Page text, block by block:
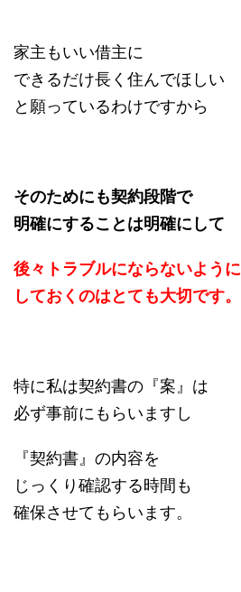
家主もいい借主に
できるだけ長く住んでほしい
と願っているわけですから
そのためにも契約段階で
明確にすることは明確にして
後々トラブルにならないように
しておくのはとても大切です。
特に私は契約書の『案』は
必ず事前にもらいますし
『契約書』の内容を
じっくり確認する時間も
確保させてもらいます。